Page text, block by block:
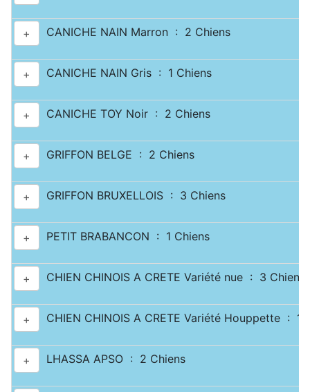
+ CANICHE NAIN Marron : 2 Chiens
+ CANICHE NAIN Gris : 1 Chiens
+ CANICHE TOY Noir : 2 Chiens
+ GRIFFON BELGE : 2 Chiens
+ GRIFFON BRUXELLOIS : 3 Chiens
+ PETIT BRABANCON : 1 Chiens
+ CHIEN CHINOIS A CRETE Variété nue : 3 Chiens
+ CHIEN CHINOIS A CRETE Variété Houppette : 1
+ LHASSA APSO : 2 Chiens